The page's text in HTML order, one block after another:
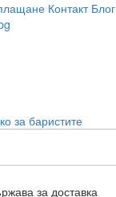
Контакт Блог
за баристите
за доставка